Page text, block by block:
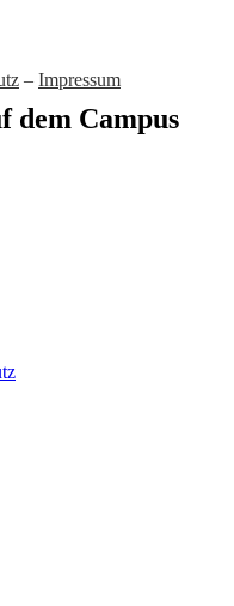
– Impressum
dem Campus